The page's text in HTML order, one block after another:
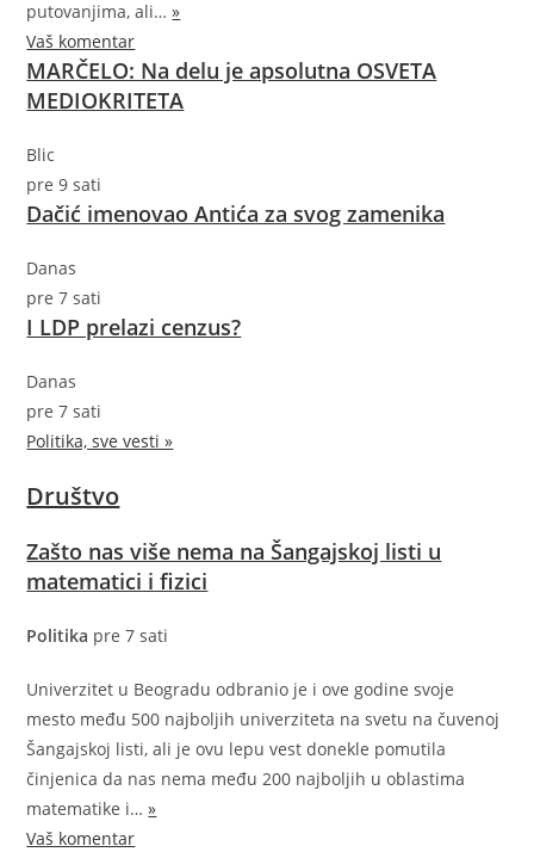
putovanjima,ali…»
Vaš komentar
MARČELO: Na delu je apsolutna OSVETA
MEDIOKRITETA
Blic
pre 9 sati
Dačić imenovao Antića za svog zamenika
Danas
pre 7 sati
I LDP prelazi cenzus?
Danas
pre 7 sati
Politika, sve vesti »
Društvo
Zašto nas više nema na Šangajskoj listi u
matematici i fizici
Politika pre 7 sati
Univerzitet u Beogradu odbranio je i ove godine svoje
mesto među 500 najboljih univerziteta na svetu na čuvenoj
Šangajskoj listi, ali je ovu lepu vest donekle pomutila
činjenica da nas nema među 200 najboljih u oblastima
matematike i…»
Vaš komentar